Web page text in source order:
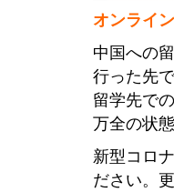
オンライ
中国への
行った先
留学先で
万全の状
新型コロ
ださい。